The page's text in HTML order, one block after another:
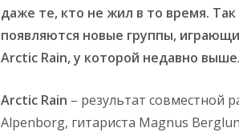
даже те, кто не жил в то время.
появляются новые группы,
Arctic Rain, у которой недавно
Arctic Rain – результат совместной
Alpenborg, гитариста Magnus